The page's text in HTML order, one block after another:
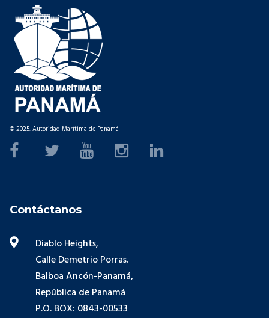
© 2025. Autoridad Marítima de Panamá
Contáctanos
Diablo Heights,
Calle Demetrio Porras.
Balboa Ancón-Panamá,
República de Panamá
P.O. BOX: 0843-00533